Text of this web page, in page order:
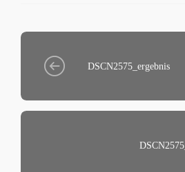
DSCN2575_ergebnis